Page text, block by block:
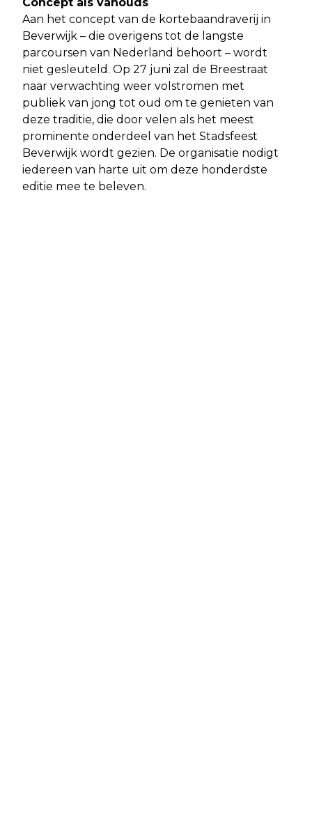
Concept als vanouds
Aan het concept van de kortebaandraverij in
Beverwijk – die overigens tot de langste
parcoursen van Nederland behoort – wordt
niet gesleuteld. Op 27 juni zal de Breestraat
naar verwachting weer volstromen met
publiek van jong tot oud om te genieten van
deze traditie, die door velen als het meest
prominente onderdeel van het Stadsfeest
Beverwijk wordt gezien. De organisatie nodigt
iedereen van harte uit om deze honderdste
editie mee te beleven.